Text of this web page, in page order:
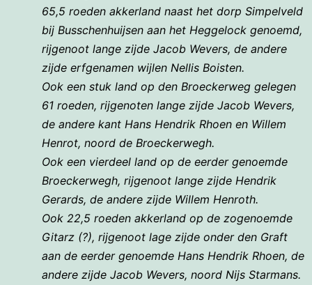
65,5 roeden akkerland naast het dorp Simpelveld
bij Busschenhuijsen aan het Heggelock genoemd,
rijgenoot lange zijde Jacob Wevers, de andere
zijde erfgenamen wijlen Nellis Boisten.
Ook een stuk land op den Broeckerweg gelegen
61 roeden, rijgenoten lange zijde Jacob Wevers,
de andere kant Hans Hendrik Rhoen en Willem
Henrot, noord de Broeckerwegh.
Ook een vierdeel land op de eerder genoemde
Broeckerwegh, rijgenoot lange zijde Hendrik
Gerards, de andere zijde Willem Henroth.
Ook 22,5 roeden akkerland op de zogenoemde
Gitarz (?), rijgenoot lage zijde onder den Graft
aan de eerder genoemde Hans Hendrik Rhoen, de
andere zijde Jacob Wevers, noord Nijs Starmans.